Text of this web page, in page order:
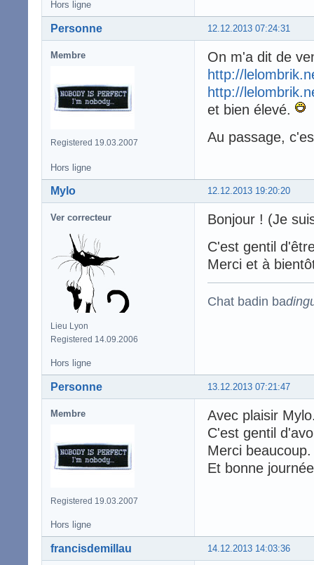
Hors ligne
12.12.2013 07:24:31
Personne
Membre
Registered 19.03.2007
On m'a dit de
http://
http://
et bien élevé.
Au passage,
Hors ligne
12.12.2013 19:20:20
Mylo
Ver correcteur
Lieu Lyon
Registered 14.09.2006
Bonjour ! (Je
C'est gentil
Merci et à
Chat badin ba
Hors ligne
13.12.2013 07:21:47
Personne
Membre
Registered 19.03.2007
Avec plaisir
C'est gentil
Merci
Et bonne
Hors ligne
14.12.2013 14:03:36
francisdemillau